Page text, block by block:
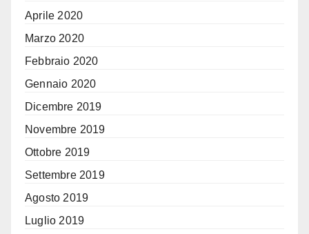
Aprile 2020
Marzo 2020
Febbraio 2020
Gennaio 2020
Dicembre 2019
Novembre 2019
Ottobre 2019
Settembre 2019
Agosto 2019
Luglio 2019